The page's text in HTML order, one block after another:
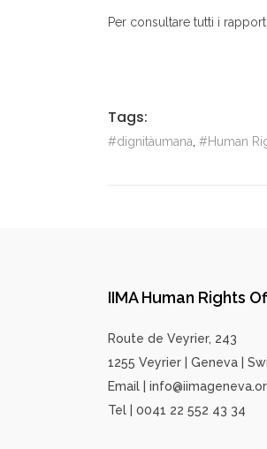
Per consultare tutti i
Tags:
#dignitàumana #Human
IIMA Human Rights
Route de Veyrier, 243
1255 Veyrier | Geneva |
Email |
Tel | 0041 22 552 43 34